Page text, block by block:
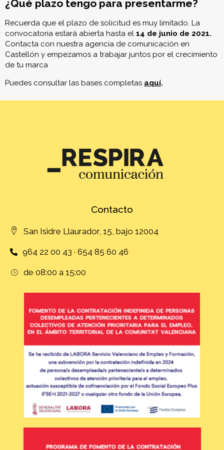
¿Qué plazo tengo para presentarme?
Recuerda que el plazo de solicitud es muy limitado. La
convocatoria estará abierta hasta el 14 de junio de 2021.
Contacta con nuestra agencia de comunicación en
Castellón y empezamos a trabajar juntos por el crecimiento
de tu marca
Puedes consultar las bases completas aquí.
Contacto
San Isidre Llaurador, 15, bajo 12004
964 22 00 43 · 654 85 60 46
de 08:00 a 15:00